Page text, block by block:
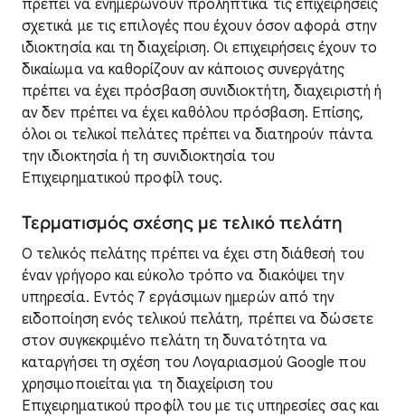
πρέπει να ενημερώνουν προληπτικά τις επιχειρήσεις
σχετικά με τις επιλογές που έχουν όσον αφορά στην
ιδιοκτησία και τη διαχείριση. Οι επιχειρήσεις έχουν το
δικαίωμα να καθορίζουν αν κάποιος συνεργάτης
πρέπει να έχει πρόσβαση συνιδιοκτήτη, διαχειριστή ή
αν δεν πρέπει να έχει καθόλου πρόσβαση. Επίσης,
όλοι οι τελικοί πελάτες πρέπει να διατηρούν πάντα
την ιδιοκτησία ή τη συνιδιοκτησία του
Επιχειρηματικού προφίλ τους.
Τερματισμός σχέσης με τελικό πελάτη
Ο τελικός πελάτης πρέπει να έχει στη διάθεσή του
έναν γρήγορο και εύκολο τρόπο να διακόψει την
υπηρεσία. Εντός 7 εργάσιμων ημερών από την
ειδοποίηση ενός τελικού πελάτη, πρέπει να δώσετε
στον συγκεκριμένο πελάτη τη δυνατότητα να
καταργήσει τη σχέση του Λογαριασμού Google που
χρησιμοποιείται για τη διαχείριση του
Επιχειρηματικού προφίλ του με τις υπηρεσίες σας και